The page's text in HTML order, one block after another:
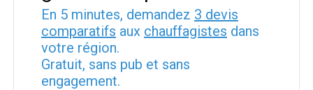
En 5 minutes, demandez 3 devis
comparatifs aux chauffagistes dans
votre région.
Gratuit, sans pub et sans
engagement.